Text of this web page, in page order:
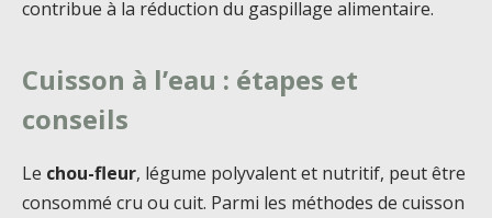
contribue à la réduction du gaspillage alimentaire.
Cuisson à l’eau : étapes et
conseils
Le chou-fleur, légume polyvalent et nutritif, peut être
consommé cru ou cuit. Parmi les méthodes de cuisson